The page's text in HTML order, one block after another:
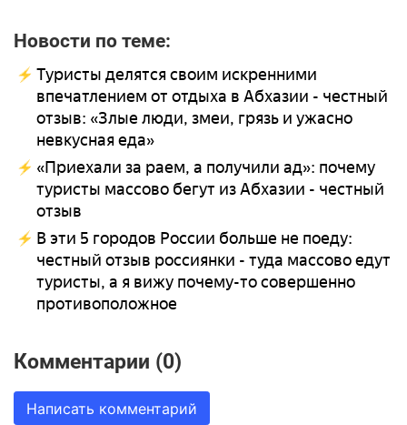
Новости по теме:
Туристы делятся своим искренними
впечатлением от отдыха в Абхазии - честный
отзыв: «Злые люди, змеи, грязь и ужасно
невкусная еда»
«Приехали за раем, а получили ад»: почему
туристы массово бегут из Абхазии - честный
отзыв
В эти 5 городов России больше не поеду:
честный отзыв россиянки - туда массово едут
туристы, а я вижу почему-то совершенно
противоположное
Комментарии (0)
Написать комментарий